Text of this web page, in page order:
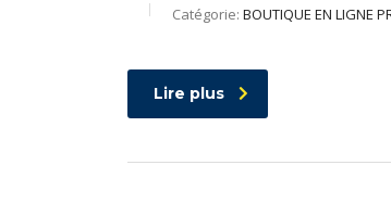
Catégorie: BOUTIQUE EN LIGNE
Lire plus